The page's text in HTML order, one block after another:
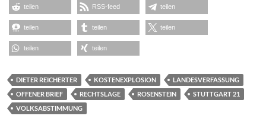
teilen RSS-feed teilen
teilen teilen teilen
teilen teilen
DIETER REICHERTER KOSTENEXPLOSION
LANDESVERFASSUNG
OFFENER BRIEF
RECHTSLAGE ROSENSTEIN
STUTTGART 21
VOLKSABSTIMMUNG